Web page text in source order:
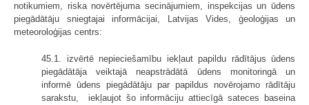
notikumiem, riska novērtējuma secinājumiem, inspekcijas un ūdens
piegādātāju sniegtajai informācijai, Latvijas Vides, ģeoloģijas un
meteoroloģijas centrs:
45.1. izvērtē nepieciešamību iekļaut papildu rādītājus ūdens
piegādātāja veiktajā neapstrādātā ūdens monitoringā un
informē ūdens piegādātāju par papildus novērojamo rādītāju
sarakstu, iekļaujot šo informāciju attiecīgā sateces baseina